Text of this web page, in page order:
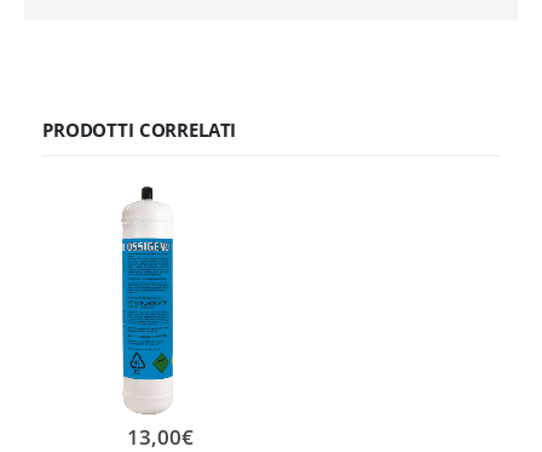
PRODOTTI CORRELATI
13,00€